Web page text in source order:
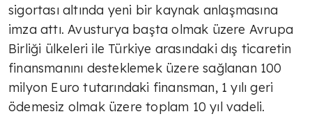
sigortası altında yeni bir kaynak anlaşmasına
imza attı. Avusturya başta olmak üzere Avrupa
Birliği ülkeleri ile Türkiye arasındaki dış ticaretin
finansmanını desteklemek üzere sağlanan 100
milyon Euro tutarındaki finansman, 1 yılı geri
ödemesiz olmak üzere toplam 10 yıl vadeli.